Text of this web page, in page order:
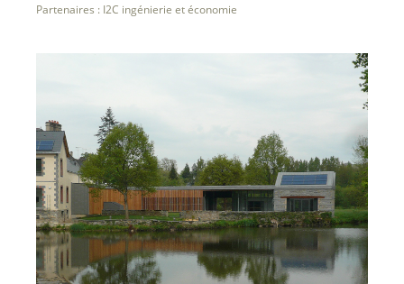
Partenaires : I2C ingénierie et économie